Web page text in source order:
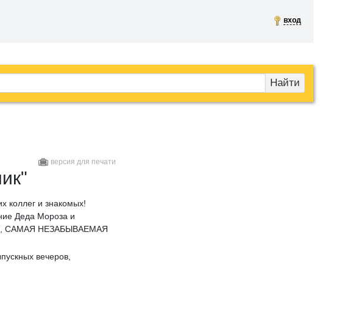
вход
Найти
версия для печати
коллег и знакомых!
Деда Мороза и
САМАЯ НЕЗАБЫВАЕМАЯ
вечеров,